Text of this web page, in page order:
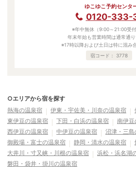
ゆこゆこ予約センタ
0120-333-
※年中無休（9:00～21:00受付
年末年始も営業時間は通常通り
※17時以降および土日は特に混み
宿コード：
3778
○エリアから宿を探す
熱海の温泉宿
伊東・宇佐美・川奈の温泉宿
東伊豆の温泉宿
下田・白浜の温泉宿
南伊豆
西伊豆の温泉宿
中伊豆の温泉宿
沼津・三
御殿場・富士の温泉宿
静岡・清水の温泉宿
大井川・寸又峡・川根の温泉宿
浜松・浜名湖
磐田・袋井・掛川の温泉宿